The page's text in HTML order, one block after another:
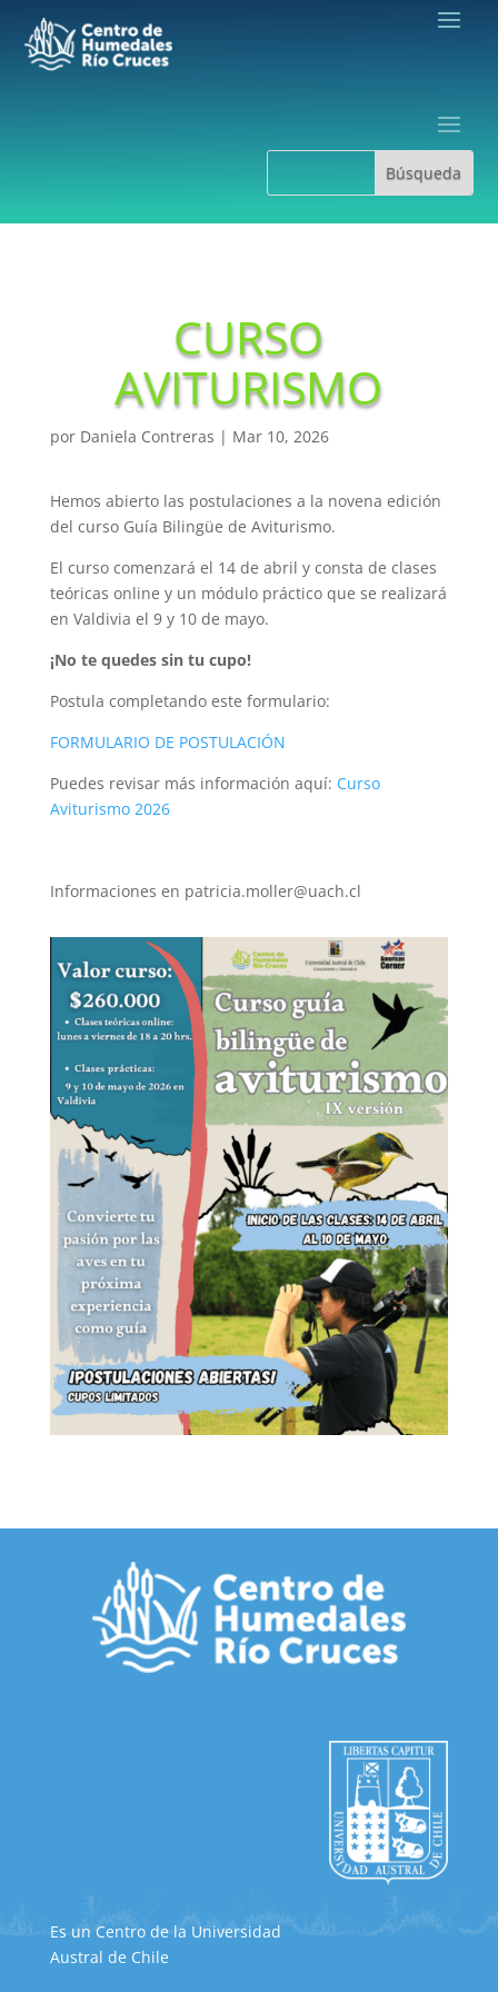
CURSO
AVITURISMO
por Daniela Contreras | Mar 10, 2026
Hemos abierto las postulaciones a la novena edición
del curso Guía Bilingüe de Aviturismo.
El curso comenzará el 14 de abril y consta de clases
teóricas online y un módulo práctico que se realizará
en Valdivia el 9 y 10 de mayo.
¡No te quedes sin tu cupo!
Postula completando este formulario:
FORMULARIO DE POSTULACIÓN
Puedes revisar más información aquí: Curso
Aviturismo 2026
Informaciones en patricia.moller@uach.cl
Es un Centro de la Universidad
Austral de Chile